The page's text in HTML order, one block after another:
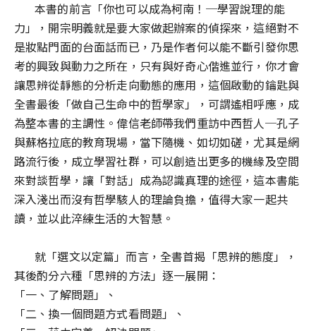
本書的前言「你也可以成為柯南！─學習說理的能
力」，開宗明義就是要大家做起辦案的偵探來，這絕對不
是妝點門面的台面話而已，乃是作者何以能不斷引發你思
考的興致與動力之所在，只有與好奇心偕進並行，你才會
讓思辨從靜態的分析走向動態的應用，這個啟動的鑰匙與
全書最後「做自己生命中的哲學家」，可謂遙相呼應，成
為整本書的主調性。偉信老師帶我們重訪中西哲人─孔子
與蘇格拉底的教育現場，當下隨機、如切如磋，尤其是網
路流行後，成立學習社群，可以創造出更多的機緣及空間
來對談哲學，讓「對話」成為認識真理的途徑，這本書能
深入淺出而沒有哲學駭人的理論負擔， 值得大家一起共
讀，並以此淬練生活的大智慧。
就「選文以定篇」而言，全書首揭「思辨的態度」，
其後酌分六種「思辨的方法」逐一展開：
「一、了解問題」、
「二、換一個問題方式看問題」、